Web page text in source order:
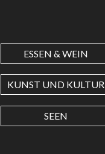
BREITENGRAD
LÄNGENGRAD
ESSEN & WEIN
KUNST UND KULTUR
SEEN